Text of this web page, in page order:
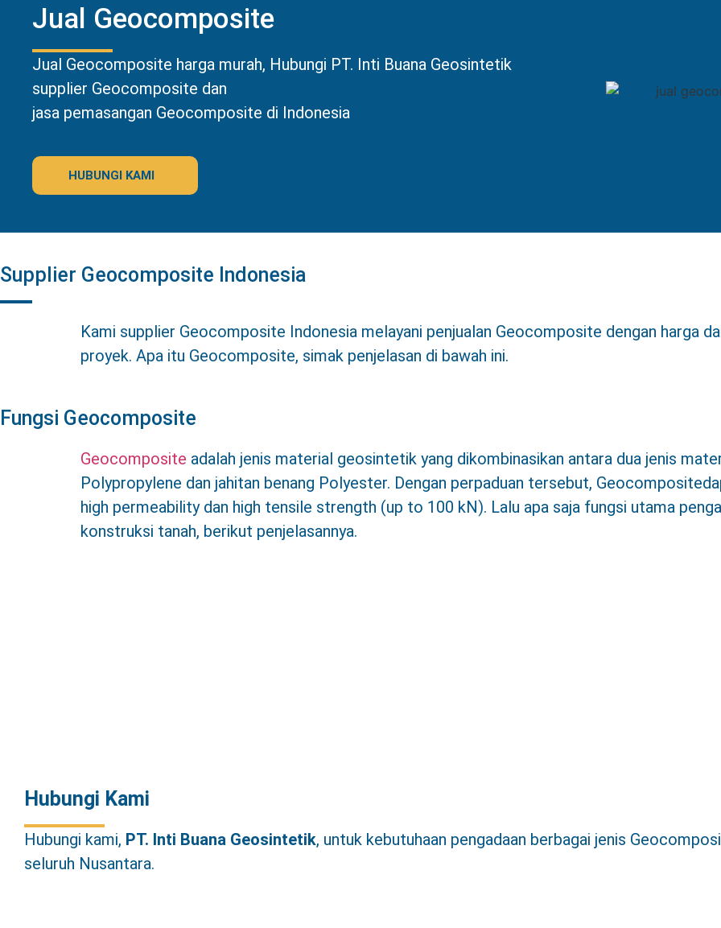
Jual Geocomposite
Jual Geocomposite harga murah, Hubungi PT. Inti Buana Geosintetik
supplier Geocomposite dan
jasa pemasangan Geocomposite di Indonesia
HUBUNGI KAMI
Supplier Geocomposite Indonesia
Kami supplier Geocomposite Indonesia melayani penjualan Geocomposite dengan harga
proyek. Apa itu Geocomposite, simak penjelasan di bawah ini.
Fungsi Geocomposite
Geocomposite adalah jenis material geosintetik yang dikombinasikan antara dua jenis
Polypropylene dan jahitan benang Polyester. Dengan perpaduan tersebut,
high permeability dan high tensile strength (up to 100 kN). Lalu apa saja fungsi utama
konstruksi tanah, berikut penjelasannya.
Hubungi Kami
Hubungi kami, PT. Inti Buana Geosintetik, untuk kebutuhaan pengadaan berbagai jenis
seluruh Nusantara.